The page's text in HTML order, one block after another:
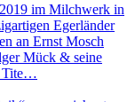
im Milchwerk in
Egerländer
an Ernst Mosch
Mück & seine
Tite…